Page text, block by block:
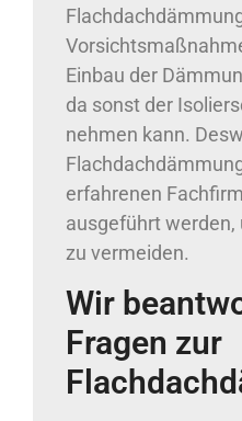
Einbau der
da sonst der
nehmen kann.
erfahrenen
ausgeführt werden,
zu vermeiden.
Wir
Fragen zur